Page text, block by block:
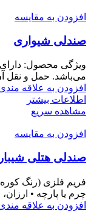
افزودن به مقایسه
صندلی شیواری
ویژگی محصول:
می‌باشد. حمل و نقل
افزودن به علاقه
اطلاعات بیشتر
مشاهده سریع
افزودن به مقایسه
صندلی هتلی
فریم فلزی (رنگ کوره
چرم یا پارچه • ارزان،
افزودن به علاقه